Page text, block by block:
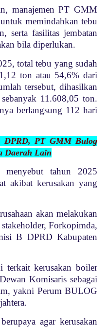
manajemen PT GMM
memindahkan tebu
serta fasilitas jembatan
bila diperlukan.
total tebu yang sudah
ton atau 54,6% dari
tersebut, dihasilkan
11.608,05 ton.
berlangsung 112 hari
DPRD, PT GMM Bulog
Daerah Lain
tahun 2025
akibat kerusakan yang
akan melakukan
Forkopimda,
B DPRD Kabupaten
terkait kerusakan boiler
Komisaris sebagai
yakni Perum BULOG
agar kerusakan